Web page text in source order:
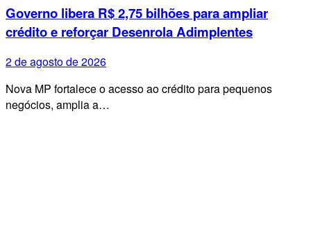
Governo libera R$ 2,75 bilhões para ampliar
crédito e reforçar Desenrola Adimplentes
2 de agosto de 2026
Nova MP fortalece o acesso ao crédito para pequenos
negócios, amplia a…